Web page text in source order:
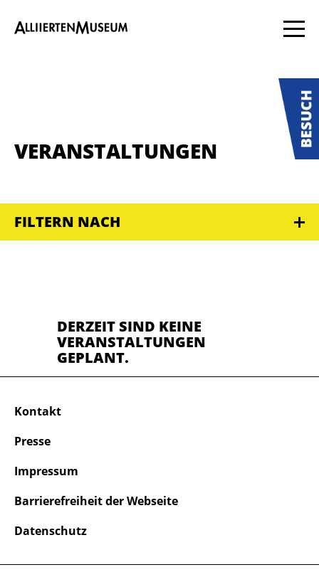
VERANSTALTUNGEN
FILTERN NACH
DERZEIT SIND KEINE
VERANSTALTUNGEN
GEPLANT.
Kontakt
Presse
Impressum
Barrierefreiheit der Webseite
Datenschutz